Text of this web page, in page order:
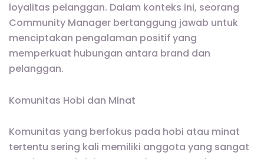
loyalitas pelanggan. Dalam konteks ini, seorang
Community Manager bertanggung jawab untuk
menciptakan pengalaman positif yang
memperkuat hubungan antara brand dan
pelanggan.
Komunitas Hobi dan Minat
Komunitas yang berfokus pada hobi atau minat
tertentu sering kali memiliki anggota yang sangat